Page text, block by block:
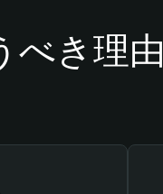
べき理由